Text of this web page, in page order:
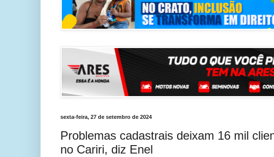
sexta-feira, 27 de setembro de 2024
Problemas cadastrais deixam 16 mil
no Cariri, diz Enel